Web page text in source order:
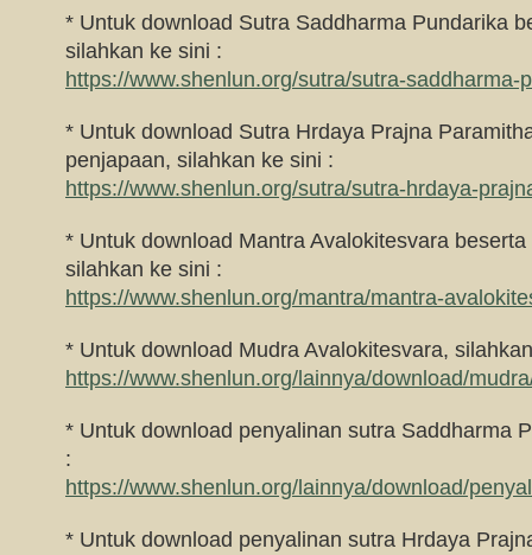
* Untuk download Sutra Saddharma Pundarika
silahkan ke sini :
https://www.shenlun.org/sutra/sutra-saddharma-
* Untuk download Sutra Hrdaya Prajna
penjapaan, silahkan ke sini :
https://www.shenlun.org/sutra/sutra-hrdaya-
* Untuk download Mantra Avalokitesvara
silahkan ke sini :
https://www.shenlun.org/mantra/mantra-
* Untuk download Mudra Avalokitesvara,
https://www.shenlun.org/lainnya/download/
* Untuk download penyalinan sutra Saddharma
:
https://www.shenlun.org/lainnya/download/
* Untuk download penyalinan sutra Hrdaya